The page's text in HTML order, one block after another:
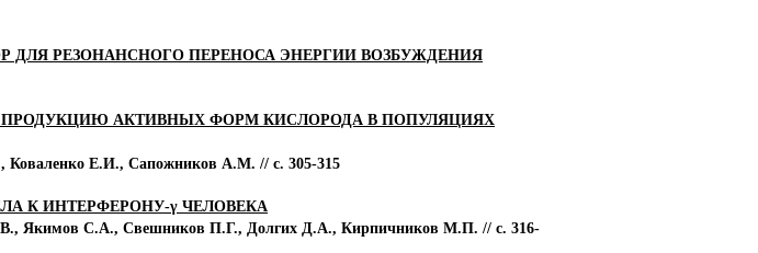
ДЛЯ РЕЗОНАНСНОГО ПЕРЕНОСА ЭНЕРГИИ ВОЗБУЖДЕНИЯ
АКТИВНЫХ ФОРМ КИСЛОРОДА В ПОПУЛЯЦИЯХ
Е.И., Сапожников А.М. // с. 305-315
К ИНТЕРФЕРОНУ-γ ЧЕЛОВЕКА
Якимов С.А., Свешников П.Г., Долгих Д.А., Кирпичников М.П. // с. 316-